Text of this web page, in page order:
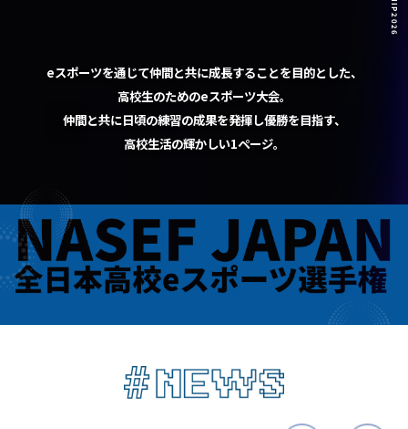
eスポーツを通じて仲間と共に成長することを目的とした、
高校生のためのeスポーツ大会。
仲間と共に日頃の練習の成果を発揮し優勝を目指す、
高校生活の輝かしい1ページ。